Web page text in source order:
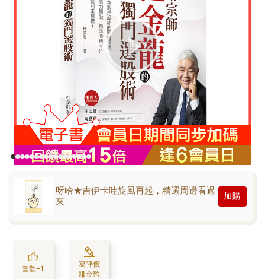
呀哈★吉伊卡哇旋風再起，精選周邊看過
來
加購
喜歡+1
寫評價
賺金幣